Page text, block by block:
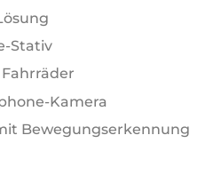
Stativ
Kamera
Bewegungserkennung